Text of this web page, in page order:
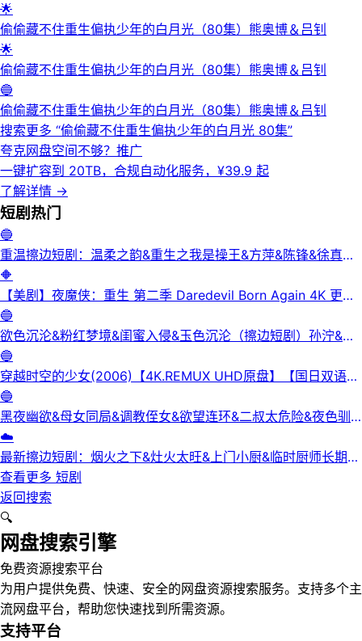
🌟
偷偷藏不住重生偏执少年的白月光（80集）熊奥博＆吕钊
🌟
偷偷藏不住重生偏执少年的白月光（80集）熊奥博＆吕钊
🔵
偷偷藏不住重生偏执少年的白月光（80集）熊奥博＆吕钊
搜索更多 “偷偷藏不住重生偏执少年的白月光 80集”
夸克网盘空间不够？ 推广
一键扩容到 20TB，合规自动化服务，¥39.9 起
了解详情 →
短剧 热门
🔵
重温擦边短剧：温柔之韵&重生之我是操王&方萍&陈锋&徐真真
&老刘又胖啦&刘倩宇
🔶
【美剧】夜魔侠：重生 第二季 Daredevil Born Again 4K 更新
3集
🔵
欲色沉沦&粉红梦境&闺蜜入侵&玉色沉沦（擦边短剧）孙泞&王
正洁
🔵
穿越时空的少女(2006)【4K.REMUX UHD原盘】【国日双语】
【中文字幕】【爱情/科幻】
🔵
黑夜幽欲&母女同局&调教侄女&欲望连环&二叔太危险&夜色驯
服&黑夜欲牢（完整版）最新擦边短剧
☁️
最新擦边短剧：烟火之下&灶火太旺&上门小厨&临时厨师长期关
系&锅边失守（完整版）
查看更多 短剧
返回搜索
🔍
网盘搜索引擎
免费资源搜索平台
为用户提供免费、快速、安全的网盘资源搜索服务。支持多个主
流网盘平台，帮助您快速找到所需资源。
支持平台